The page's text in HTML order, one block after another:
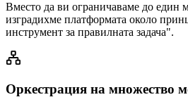
Вместо да ви ограничаваме до един
изградихме платформата около
инструмент за правилната задача".
Оркестрация на множество